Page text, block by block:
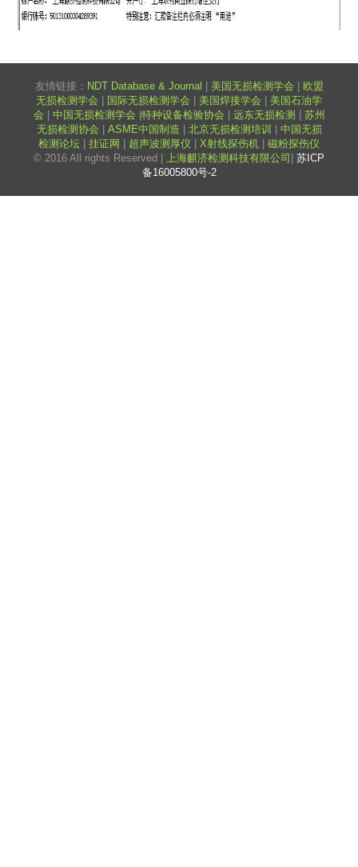
友情链接： NDT Database & Journal 美国无损检测学会
欧盟
无损检测学会
国际无损检测学会 美国焊接学会
美国石油学
会
中国无损检测学会 特种设备检验协会 远东无损检测
苏州
无损检测协会
ASME中国制造 北京无损检测培训
中国无损
检测论坛
挂证网 超声波测厚仪 X射线探伤机
磁粉探伤仪
© 2016 All rights Reserved | 上海麒济检测科技有限公司
苏ICP
备16005800号-2